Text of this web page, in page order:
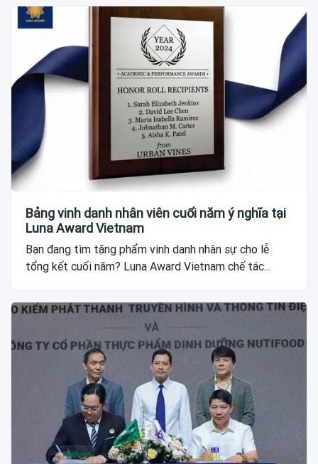
Bảng vinh danh nhân viên cuối năm ý nghĩa tại
Luna Award Vietnam
Bạn đang tìm tặng phẩm vinh danh nhân sự cho lễ
tổng kết cuối năm? Luna Award Vietnam chế tác...